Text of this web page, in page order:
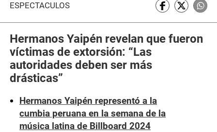
ESPECTÁCULOS
Hermanos Yaipén revelan que fueron
víctimas de extorsión: “Las
autoridades deben ser más
drásticas”
Hermanos Yaipén representó a la
cumbia peruana en la semana de la
música latina de Billboard 2024